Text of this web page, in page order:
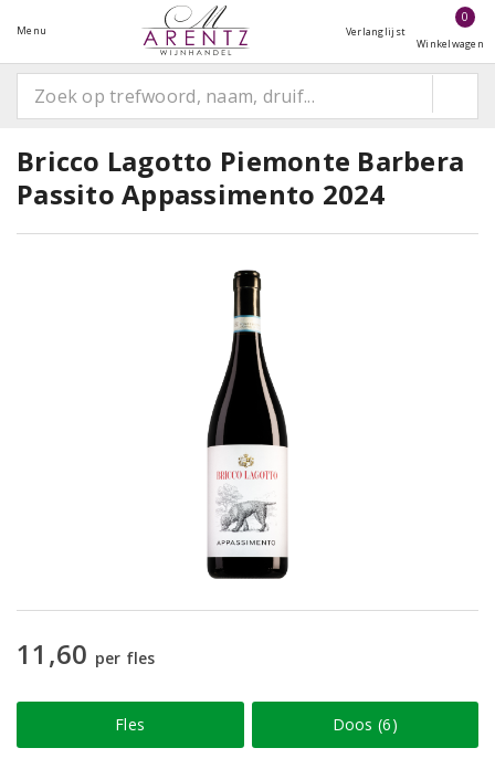
Menu Verlanglijst
0
Winkelwagen
Bricco Lagotto Piemonte Barbera
Passito Appassimento 2024
11,60 per fles
Fles Doos (6)